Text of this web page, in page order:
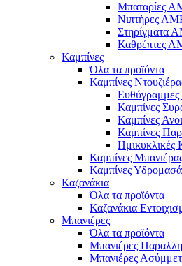
Μπαταρίες
Νιπτήρες
Στηρίγματα
Καθρέπτες
Καμπίνες
Όλα τα προϊόντα
Καμπίνες
Ευθύγραμμες
Καμπίνες
Καμπίνες
Καμπίνες
Ημικυκλικές
Καμπίνες
Καμπίνες
Καζανάκια
Όλα τα προϊόντα
Καζανάκια
Μπανιέρες
Όλα τα προϊόντα
Μπανιέρες
Μπανιέρες